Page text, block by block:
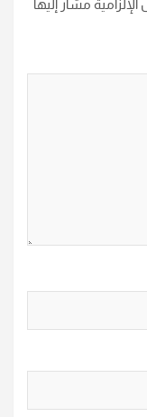
مشار إليها